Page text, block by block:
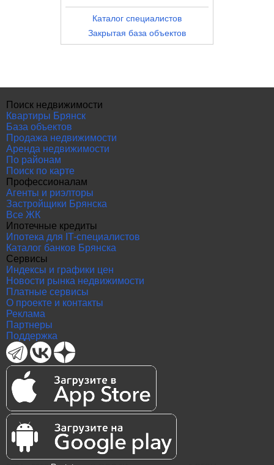
Каталог специалистов
Закрытая база объектов
Поиск недвижимости
Квартиры Брянск
База объектов
Продажа недвижимости
Аренда недвижимости
По районам
Поиск по карте
Профессионалам
Агенты и риэлторы
Застройщики Брянска
Все ЖК
Ипотечные кредиты
Ипотека для IT-специалистов
Каталог банков Брянска
Сервисы
Индексы и графики цен
Новости рынка недвижимости
Платные сервисы
О проекте и контакты
Реклама
Партнеры
Поддержка